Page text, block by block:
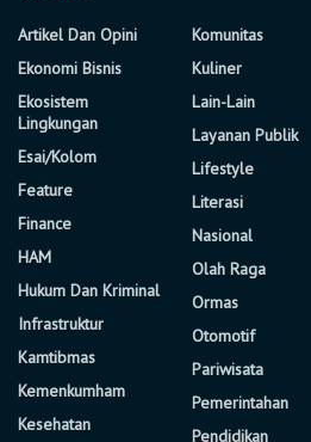
Artikel Dan Opini
Ekonomi Bisnis
Ekosistem
Lingkungan
Esai/Kolom
Feature
Finance
HAM
Hukum Dan Kriminal
Infrastruktur
Kamtibmas
Kemenkumham
Kesehatan
Komunitas
Kuliner
Lain-Lain
Layanan Publik
Lifestyle
Literasi
Nasional
Olah Raga
Ormas
Otomotif
Pariwisata
Pemerintahan
Pendidikan